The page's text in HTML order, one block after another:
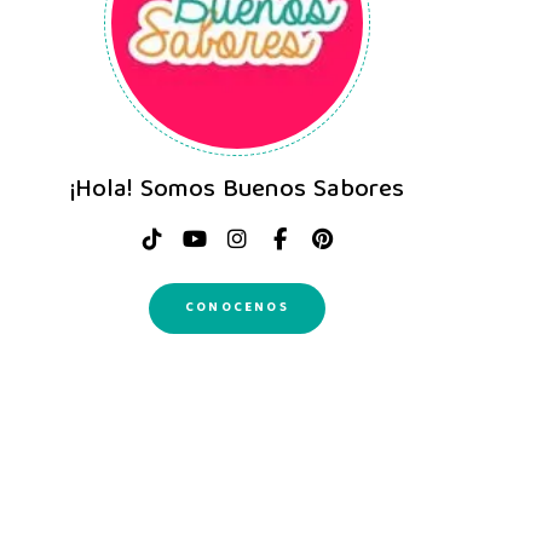
¡Hola! Somos Buenos Sabores
CONOCENOS